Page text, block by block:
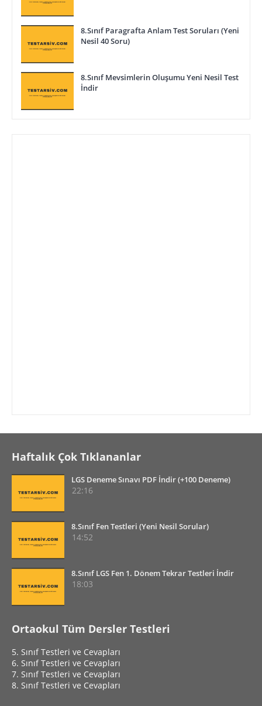
8.Sınıf Paragrafta Anlam Test Soruları (Yeni
Nesil 40 Soru)
8.Sınıf Mevsimlerin Oluşumu Yeni Nesil Test
İndir
Haftalık Çok Tıklananlar
LGS Deneme Sınavı PDF İndir (+100 Deneme)
22:16
8.Sınıf Fen Testleri (Yeni Nesil Sorular)
14:52
8.Sınıf LGS Fen 1. Dönem Tekrar Testleri İndir
18:03
Ortaokul Tüm Dersler Testleri
5. Sınıf Testleri ve Cevapları
6. Sınıf Testleri ve Cevapları
7. Sınıf Testleri ve Cevapları
8. Sınıf Testleri ve Cevapları